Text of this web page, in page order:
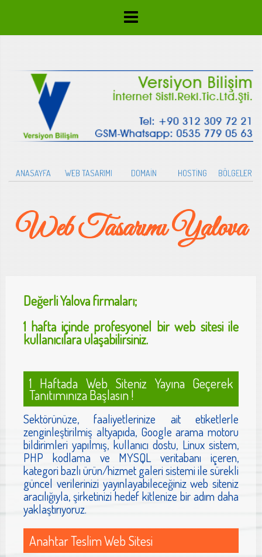
ANASAYFA WEB TASARIMI DOMAİN HOSTİNG BÖLGELER
Web Tasarımı Yalova
DeğerliYalovafirmaları;
1 hafta içinde profesyonel bir web sitesi ile
kullanıcılara ulaşabilirsiniz.
1 Haftada Web Siteniz Yayına Geçerek
Tanıtımınıza Başlasın !
Sektörünüze, faaliyetlerinize ait etiketlerle
zenginleştirilmiş altyapıda, Google arama motoru
bildirimleri yapılmış, kullanıcı dostu, Linux sistem,
PHP kodlama ve MYSQL veritabanı içeren,
kategori bazlı ürün/hizmet galeri sistemi ile sürekli
güncel verilerinizi yayınlayabileceğiniz web siteniz
aracılığıyla, şirketinizi hedef kitlenize bir adım daha
yaklaştırıyoruz.
Anahtar Teslim Web Sitesi